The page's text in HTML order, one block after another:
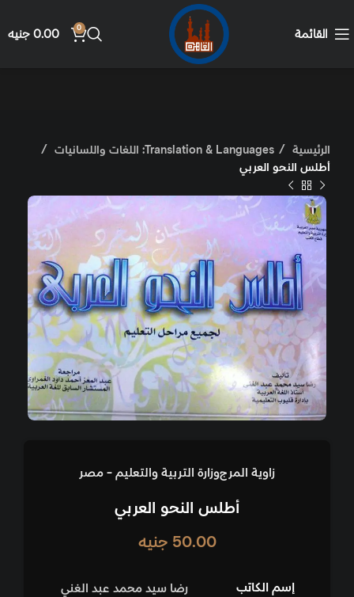
القائمة 0
0.00 جنيه
الرئيسية
Translation & Languages: اللغات واللسانيات
أطلس النحو العربي
زاوية المرجوزارة التربية والتعليم - مصر
أطلس النحو العربي
50.00 جنيه
إسم الكاتب رضا سيد محمد عبد الغني